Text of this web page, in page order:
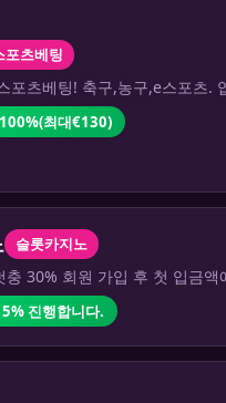
포츠베팅
포츠베팅! 축구,농구,e스포츠.
최대€130)
슬롯카지노
충 30% 회원 가입 후 첫 입금
진행합니다.